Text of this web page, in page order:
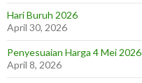
Hari Buruh 2026
April 30, 2026
Penyesuaian Harga 4 Mei 2026
April 8, 2026